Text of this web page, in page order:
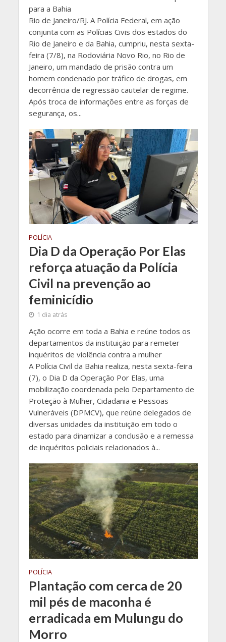
para a Bahia
Rio de Janeiro/RJ. A Polícia Federal, em ação
conjunta com as Polícias Civis dos estados do
Rio de Janeiro e da Bahia, cumpriu, nesta sexta-
feira (7/8), na Rodoviária Novo Rio, no Rio de
Janeiro, um mandado de prisão contra um
homem condenado por tráfico de drogas, em
decorrência de regressão cautelar de regime.
Após troca de informações entre as forças de
segurança, os...
POLÍCIA
Dia D da Operação Por Elas
reforça atuação da Polícia
Civil na prevenção ao
feminicídio
1 dia atrás
Ação ocorre em toda a Bahia e reúne todos os
departamentos da instituição para remeter
inquéritos de violência contra a mulher
A Polícia Civil da Bahia realiza, nesta sexta-feira
(7), o Dia D da Operação Por Elas, uma
mobilização coordenada pelo Departamento de
Proteção à Mulher, Cidadania e Pessoas
Vulneráveis (DPMCV), que reúne delegados de
diversas unidades da instituição em todo o
estado para dinamizar a conclusão e a remessa
de inquéritos policiais relacionados à...
POLÍCIA
Plantação com cerca de 20
mil pés de maconha é
erradicada em Mulungu do
Morro